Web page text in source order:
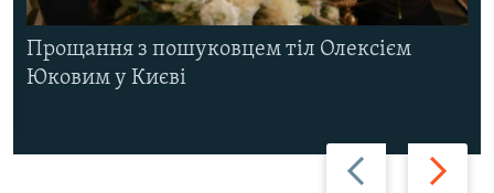
Назад Вперед
Прощання з пошуковцем тіл Олексієм
Юковим у Києві